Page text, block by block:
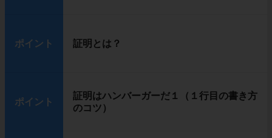
ポイント 証明とは？
ポイント
証明はハンバーガーだ１（１行目の書き方
のコツ）